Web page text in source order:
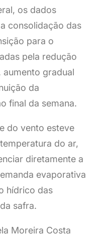
os dados
consolidação das
para o
pela redução
gradual
da
final da semana.
do vento esteve
do ar,
diretamente a
evaporativa
hídrico das
safra.
Moreira Costa